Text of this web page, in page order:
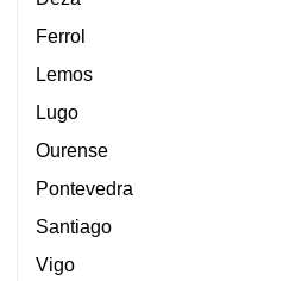
Ferrol
Lemos
Lugo
Ourense
Pontevedra
Santiago
Vigo